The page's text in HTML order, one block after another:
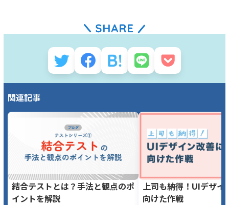
関連記事
結合テストとは？手法と観点のポ
イントを解説
上司も納得！UIデザイ
向けた作戦